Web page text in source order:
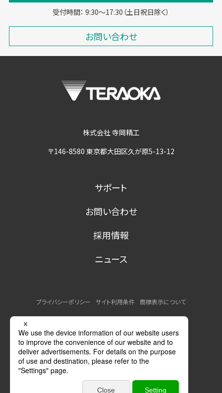
受付時間： 9:30～17:30（土日祝日除く）
お問い合わせ
株式会社 寺岡精工
〒146-8580 東京都大田区久が原5-13-12
サポート
お問い合わせ
採用情報
ニュース
プライバシーポリシー サイト利用条件
商標表示について
MSDSの提供について